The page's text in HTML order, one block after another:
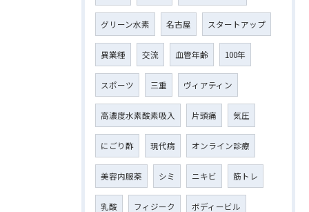
グリーン水素 名古屋 スタートアップ
異業種 交流 血管年齢 100年
スポーツ 三重 ヴィアティン
高濃度水素酸素吸入 片頭痛 気圧
にごり酢 現代病 オンライン診療
美容内服薬 シミ ニキビ 筋トレ
乳酸 フィジーク ボディービル